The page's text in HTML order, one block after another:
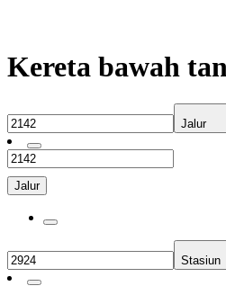
Kereta bawah
Jalur
Jalur
Stasiun